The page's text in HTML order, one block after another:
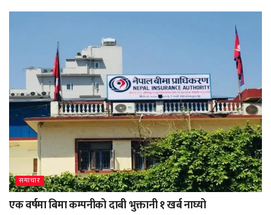
समाचार
एक वर्षमा बिमा कम्पनीको दाबी भुक्तानी १ खर्ब नाघ्यो